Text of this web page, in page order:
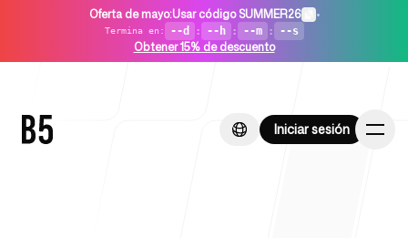
Oferta de mayo:Usar código SUMMER26 •
Termina en : --d : --h : --m : --s
Obtener 15% de descuento
Iniciar sesión
Iniciar sesión